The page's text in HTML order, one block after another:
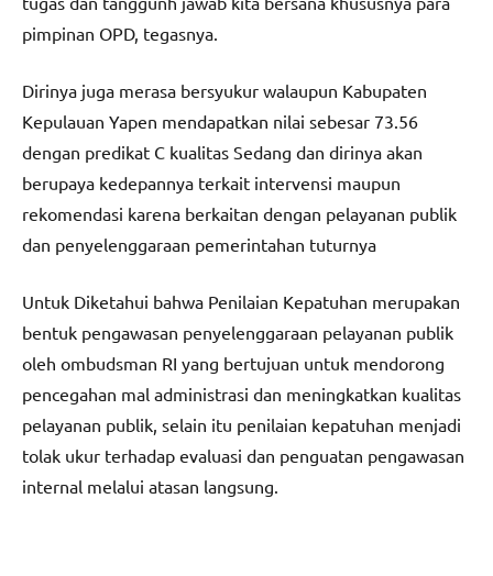
pimpinan OPD, tegasnya.
Dirinya juga merasa bersyukur walaupun Kabupaten
Kepulauan Yapen mendapatkan nilai sebesar 73.56
dengan predikat C kualitas Sedang dan dirinya akan
berupaya kedepannya terkait intervensi maupun
rekomendasi karena berkaitan dengan pelayanan publik
dan penyelenggaraan pemerintahan tuturnya
Untuk Diketahui bahwa Penilaian Kepatuhan merupakan
bentuk pengawasan penyelenggaraan pelayanan publik
oleh ombudsman RI yang bertujuan untuk mendorong
pencegahan mal administrasi dan meningkatkan kualitas
pelayanan publik, selain itu penilaian kepatuhan menjadi
tolak ukur terhadap evaluasi dan penguatan pengawasan
internal melalui atasan langsung.